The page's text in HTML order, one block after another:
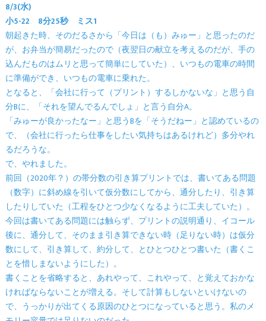
8/3(水)
小5-22 8分25秒 ミス1
朝起きた時、そのだるさから「今日は（も）みゅー」と思ったのだ
が、お弁当が簡易だったので（夜翌日の献立を考えるのだが、手の
込んだものはムリと思って簡単にしていた）、いつもの電車の時間
に準備ができ、いつもの電車に乗れた。
となると、「会社に行って（プリント）するしかないな」と思う自
分Bに、「それを望んでるんでしょ」と言う自分A。
「みゅーが良かったなー」と思うBを「そうだねー」と認めているの
で、（会社に行ったら仕事をしたい気持ちはあるけれど）多分やれ
るだろうな。
で、やれました。
前回（2020年？）の帯分数の引き算プリントでは、書いてある問題
（数字）に斜め線を引いて仮分数にしてから、通分したり、引き算
したりしていた（工程をひとつ少なくなるように工夫していた）。
今回は書いてある問題には触らず、プリントの説明通り、イコール
後に、通分して、そのまま引き算できない時（足りない時）は仮分
数にして、引き算して、約分して、とひとつひとつ書いた（書くこ
とを惜しまないようにした）。
書くことを省略すると、あれやって、これやって、と覚えておかな
ければならないことが増える。そして計算もしないといけないの
で、うっかりが出てくる原因のひとつになっていると思う。私のメ